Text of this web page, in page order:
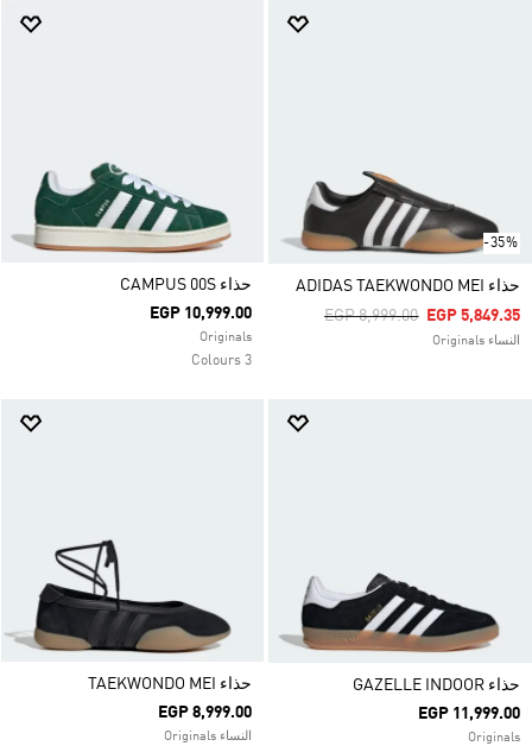
-35%
حذاء ADIDAS TAEKWONDO MEI
Price Reduced From
EGP 8,999.00ToEGP 5,849.35
النساء Originals
حذاء CAMPUS 00S
EGP 10,999.00
Originals
3 Colours
حذاء GAZELLE INDOOR
EGP 11,999.00
Originals
حذاء TAEKWONDO MEI
EGP 8,999.00
النساء Originals